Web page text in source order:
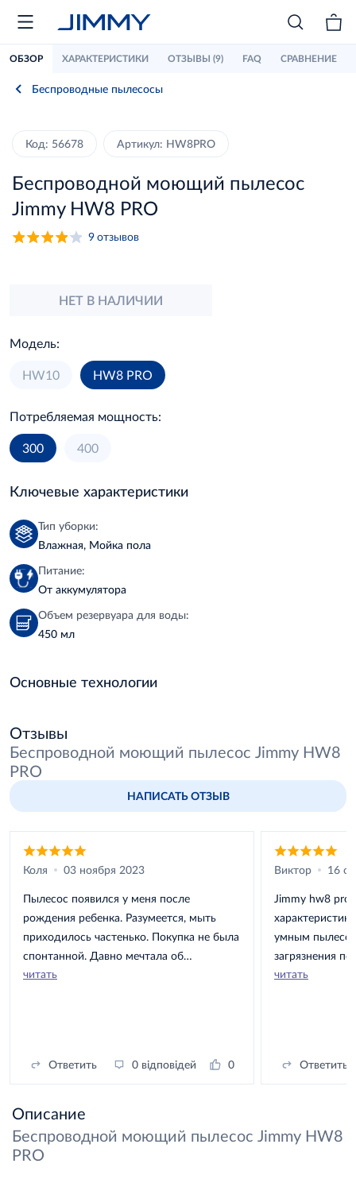
ОБЗОР ХАРАКТЕРИСТИКИ ОТЗЫВЫ (9) FAQ СРАВНЕНИЕ
Беспроводные пылесосы
Код: 56678 Артикул: HW8PRO
Беспроводной моющий пылесос
Jimmy HW8 PRO
9отзывов
НЕТ В НАЛИЧИИ
Модель:
HW10 HW8 PRO
Потребляемая мощность:
300 400
Ключевые характеристики
Тип уборки:
Влажная, Мойка пола
Питание:
От аккумулятора
Объем резервуара для воды:
450 мл
Основные технологии
Отзывы
Беспроводной моющий пылесос Jimmy HW8
PRO
НАПИСАТЬ ОТЗЫВ
Коля 03 ноября 2023
Пылесос появился у меня после
рождения ребенка. Разумеется, мыть
приходилось частенько. Покупка не была
спонтанной. Давно мечтала об
устройстве такого плана. Счастлива, что
читать
Ответить 0 відповідей 0
Виктор 16
Jimmy hw8 pro
умным
загрязнения
аккумулятора.
читать
Ответить
Описание
Беспроводной моющий пылесос Jimmy HW8
PRO